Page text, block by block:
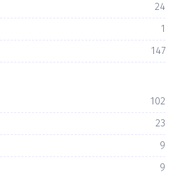
24
1
147
102
23
9
9